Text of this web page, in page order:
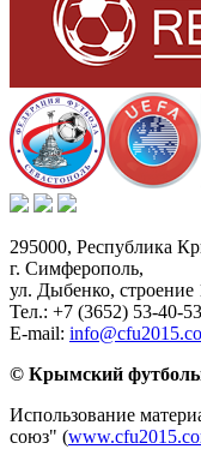
295000, Республика
г. Симферополь,
ул. Дыбенко, строение
Тел.: +7 (3652) 53-40-53
E-mail:
© Крымский
Использование
союз" (